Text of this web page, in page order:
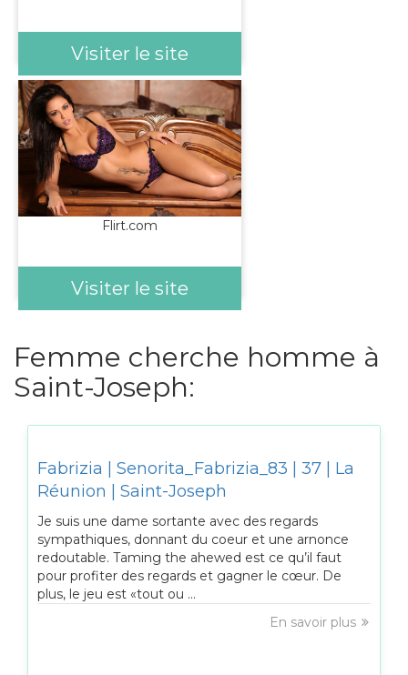
Visiter le site
Flirt.com
Visiter le site
Femme cherche homme à
Saint-Joseph:
Fabrizia | Senorita_Fabrizia_83 | 37 | La
Réunion | Saint-Joseph
Je suis une dame sortante avec des regards
sympathiques, donnant du coeur et une arnonce
redoutable. Taming the ahewed est ce qu’il faut
pour profiter des regards et gagner le cœur. De
plus, le jeu est «tout ou ...
En savoir plus